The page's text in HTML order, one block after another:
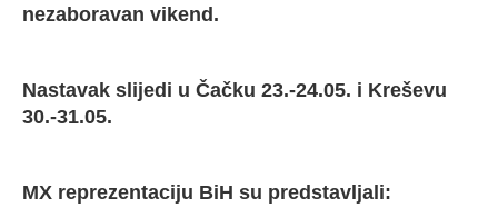
nezaboravan vikend.
Nastavak slijedi u Čačku 23.-24.05. i Kreševu
30.-31.05.
MX reprezentaciju BiH su predstavljali: